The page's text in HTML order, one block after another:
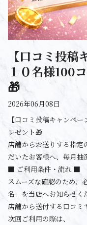
【口コミ投
１０名様100
🎁
2026年06月08日
【口コミ投稿キャンペ
レゼント🎁
店舗からお送りする指定
だいたお客様へ、毎月抽
■ ご利用条件・流れ ■
スムーズな確認のため、
名」を当店へお知らせく
店舗から送付する口コミ
次回ご利用の際は、